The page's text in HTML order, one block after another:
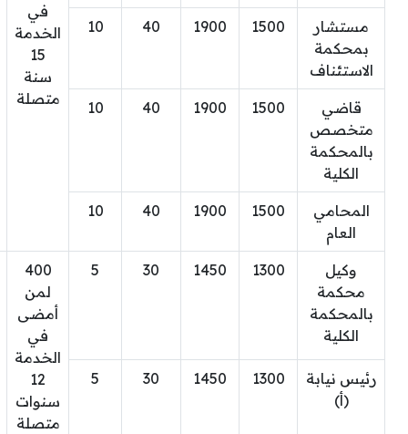
في
الخدمة
15
سنة
متصلة
مستشار
بمحكمة
الاستئناف
1500
1900
40
10
قاضي
متخصص
بالمحكمة
الكلية
1500
1900
40
10
المحامي
العام
1500
1900
40
10
وكيل
محكمة
بالمحكمة
الكلية
1300
1450
30
5
400
لمن
أمضى
في
الخدمة
12
سنوات
متصلة
رئيس نيابة
(أ)
1300
1450
30
5